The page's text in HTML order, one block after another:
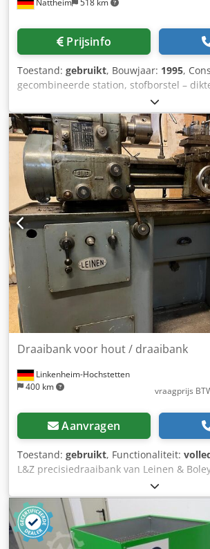
bediening van de functies gebeurt via
persluchtaansluiting en een stopcontact
aan de lange zijde van het station zijn
aansluiten van handgereedschappen
stations zijn modulair opgebouwd, zodat
met een volgstation tot een complete
kunnen worden uitgebreid. Op
kiepstation. - Verdere opties:
kantelfunctie, geperforeerde platen,
werkafmetingen op aanvraag.
elementgrootte (B x H): 12.000 x 3.800
elementgrootte (B x H): 1.000 x 100 mm -
spancilinders: 320 mm - Aanslag-/
mm - Werkhoogte: ca. 700 mm - Kleur:
Csdszhnafepfx Aqqeha
Nattheim 518 km
Prijsinfo
Toestand: gebruikt, Bouwjaar: 1995,
gecombineerde station, stofborstel –
elektronische enkele segment schuurpad
Weber 32 mm – gegroefde stalen
bandafblaas – vacuümtapijt
Aandrijving: 15 kW Doorvoer ca. 1,1 kW
0,25 kW Schuurbandafmetingen: 1150 x
Maximale werkstukdikte: 150 mm
mm Machinelengte: 2000 mm
mm Machinegewicht: 1900 kg
mm Aanzuigmond: band 180 mm /
Afzuigcapaciteit: 0,74 m³/s
Persluchtaansluiting: 7 bar
Bedrijfsuren: 7000 uur Opslaglocatie:
Twcpsx Aqqoha
Linkenheim-Hochstetten
400 km
Draaibank voor hout / draaibank
vraagprijs
Aanvragen
Toestand: gebruikt, Functionaliteit:
L&Z precisiedraaibank van Leinen &
verlichting, snelwisselhoudersysteem
center, koelvloeistofpomp, draaibeuk
is ook mogelijk), draailengte van 500
bijbehorende onderdelen, inclusief een
compressor. Prijs: € 1500,00. Chodszpd T